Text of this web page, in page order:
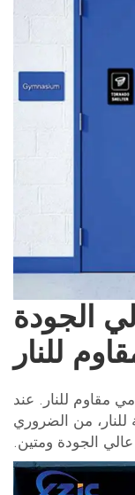
الجودة
للنار
مقاوم للنار. عند
للنار، من الضروري
الجودة ومتين.